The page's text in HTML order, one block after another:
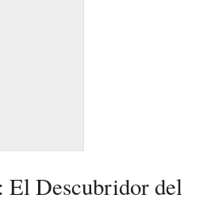
El Descubridor del